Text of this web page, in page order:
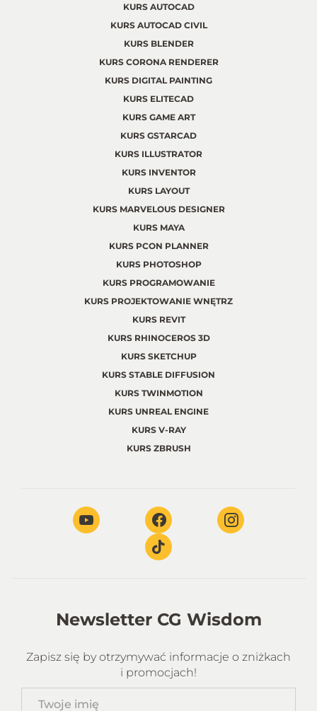
KURS AUTOCAD
KURS AUTOCAD CIVIL
KURS BLENDER
KURS CORONA RENDERER
KURS DIGITAL PAINTING
KURS ELITECAD
KURS GAME ART
KURS GSTARCAD
KURS ILLUSTRATOR
KURS INVENTOR
KURS LAYOUT
KURS MARVELOUS DESIGNER
KURS MAYA
KURS PCON PLANNER
KURS PHOTOSHOP
KURS PROGRAMOWANIE
KURS PROJEKTOWANIE WNĘTRZ
KURS REVIT
KURS RHINOCEROS 3D
KURS SKETCHUP
KURS STABLE DIFFUSION
KURS TWINMOTION
KURS UNREAL ENGINE
KURS V-RAY
KURS ZBRUSH
Newsletter CG Wisdom
Zapisz się by otrzymywać informacje o zniżkach
i promocjach!
Twoje